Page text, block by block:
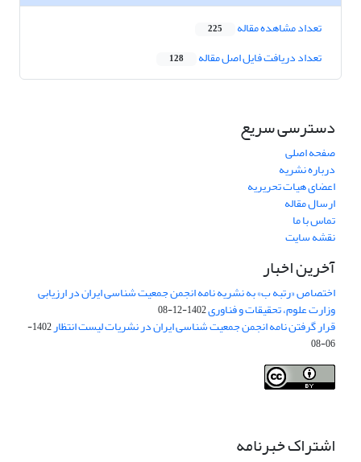
تعداد مشاهده مقاله 225
تعداد دریافت فایل اصل مقاله 128
دسترسی سریع
صفحه اصلی
درباره نشریه
اعضای هیات تحریریه
ارسال مقاله
تماس با ما
نقشه سایت
آخرین اخبار
اختصاص «رتبه ب» به نشریه نامه انجمن جمعیت شناسی ایران در ارزیابی
وزارت علوم، تحقیقات و فناوری1402-12-08
قرار گرفتن نامه انجمن جمعیت شناسی ایران در نشریات لیست انتظار
1402-
06-08
اشتراک خبرنامه